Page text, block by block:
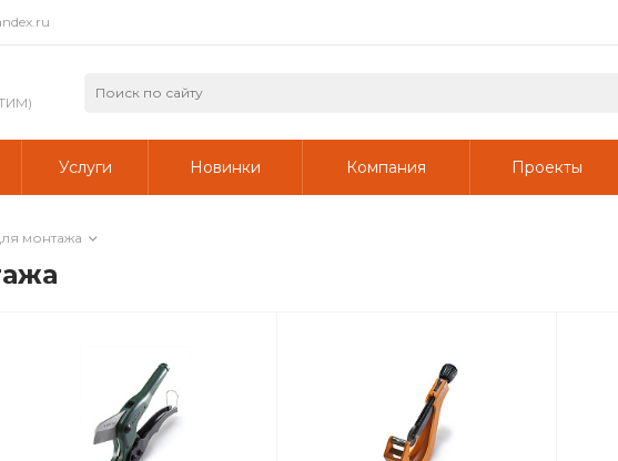
Услуги Новинки Компания Проекты
монтажа